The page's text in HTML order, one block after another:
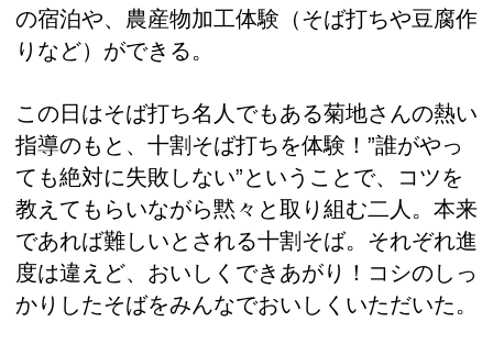
の宿泊や、農産物加工体験（そば打ちや豆腐作
りなど）ができる。
この日はそば打ち名人でもある菊地さんの熱い
指導のもと、十割そば打ちを体験！”誰がやっ
ても絶対に失敗しない”ということで、コツを
教えてもらいながら黙々と取り組む二人。本来
であれば難しいとされる十割そば。それぞれ進
度は違えど、おいしくできあがり！コシのしっ
かりしたそばをみんなでおいしくいただいた。